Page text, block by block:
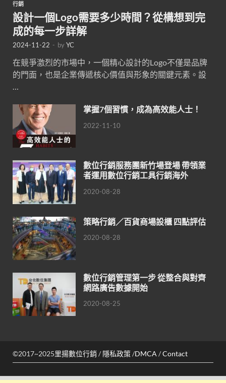
行銷
設計一個Logo需要多少時間？從構想到完
成的每一步詳解
2024-11-22 - byYC
在競爭激烈的市場中，一個精心設計的Logo不僅是品牌
的門面，也是企業傳遞核心價值與形象的關鍵元素。設
…
掌握7個習慣，成為高效能人士！
2022-11-10
數位行銷服務團新竹場登場 帶領業
者運用數位行銷工具行銷海外
2020-08-28
策略行銷／百貨商場設櫃 四點評估
2020-08-28
數位行銷管理第一步 從整合與對齊
網路廣告數據開始
2020-08-25
©2017~2025里揚數位行銷 / 隱私政策/DMCA /Contact